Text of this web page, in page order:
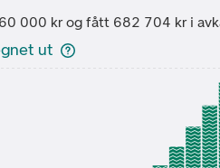
000 kr og fått 682 704 kr i
ut